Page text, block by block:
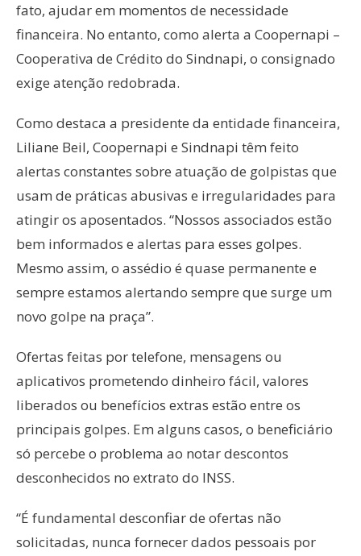
fato, ajudar em momentos de necessidade
financeira. No entanto, como alerta a Coopernapi –
Cooperativa de Crédito do Sindnapi, o consignado
exige atenção redobrada.
Como destaca a presidente da entidade financeira,
Liliane Beil, Coopernapi e Sindnapi têm feito
alertas constantes sobre atuação de golpistas que
usam de práticas abusivas e irregularidades para
atingir os aposentados. “Nossos associados estão
bem informados e alertas para esses golpes.
Mesmo assim, o assédio é quase permanente e
sempre estamos alertando sempre que surge um
novo golpe na praça”.
Ofertas feitas por telefone, mensagens ou
aplicativos prometendo dinheiro fácil, valores
liberados ou benefícios extras estão entre os
principais golpes. Em alguns casos, o beneficiário
só percebe o problema ao notar descontos
desconhecidos no extrato do INSS.
“É fundamental desconfiar de ofertas não
solicitadas, nunca fornecer dados pessoais por